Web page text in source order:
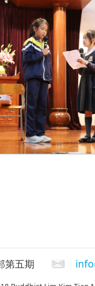
第五期